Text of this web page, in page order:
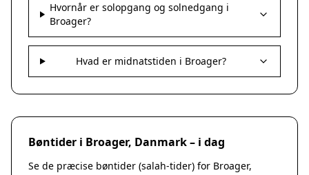
Hvornår er solopgang og solnedgang i
Broager?
Hvad er midnatstiden i Broager?
Bøntider i Broager, Danmark – i dag
Se de præcise bøntider (salah-tider) for Broager,